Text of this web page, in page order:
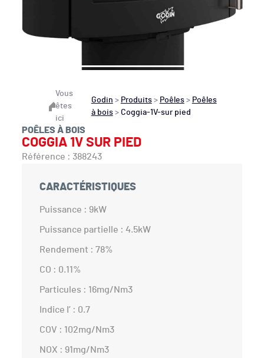
Vous
êtes
ici
Godin > Produits> Poêles> Poêles
à bois> Coggia-1V-sur pied
POÊLES À BOIS
COGGIA 1V SUR PIED
Référence : 388243
CARACTÉRISTIQUES
Puissance : 9kW
Puissance partielle : 4.5kW
Rendement : 78%
CO : 0.11%
Particules : 16mg/Nm3
Indice I’ : 0.7
COV : 102mg/Nm3
NOX : 91mg/Nm3